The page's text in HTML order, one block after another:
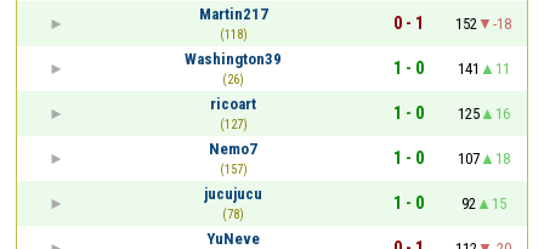
Martin217
(118)
0 - 1 152
-18
Washington39
(26)
1 - 0 141
11
ricoart
(127)
1 - 0 125
16
Nemo7
(157)
1 - 0 107
18
jucujucu
(78)
1 - 0 92
15
YuNeve